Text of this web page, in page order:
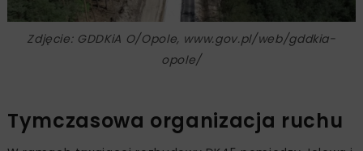
Zdjęcie: GDDKiA O/Opole, www.gov.pl/web/gddkia-
opole/
Tymczasowa organizacja ruchu